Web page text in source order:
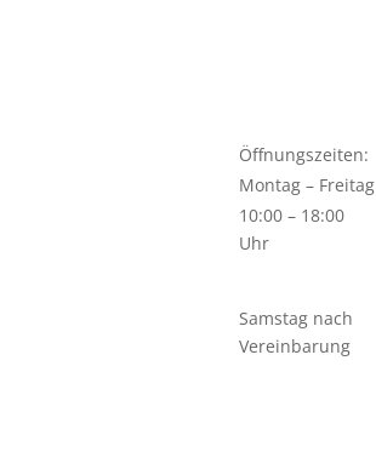
Öffnungszeiten:
Montag – Freitag
10:00 – 18:00
Uhr
Samstag nach
Vereinbarung